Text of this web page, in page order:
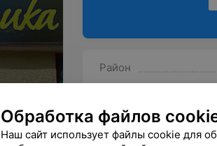
Район
Обработка файлов
Наш сайт использует файлы cookie для